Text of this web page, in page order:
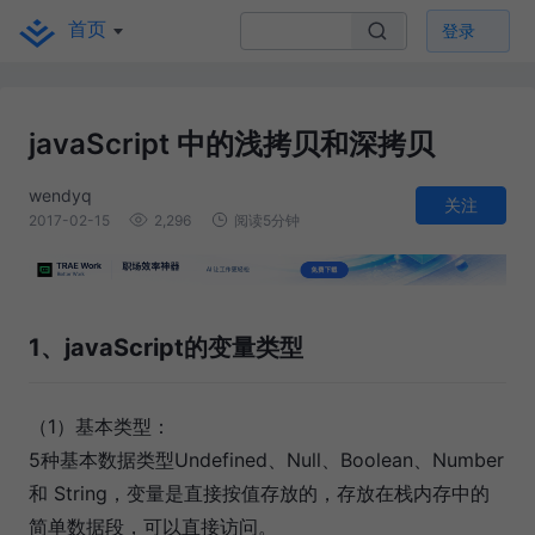
首页 登录
javaScript 中的浅拷贝和深拷贝
wendyq
2017-02-15 2,296 阅读5分钟
关注
1、javaScript的变量类型
（1）基本类型：
5种基本数据类型Undefined、Null、Boolean、Number
和 String，变量是直接按值存放的，存放在栈内存中的
简单数据段，可以直接访问。